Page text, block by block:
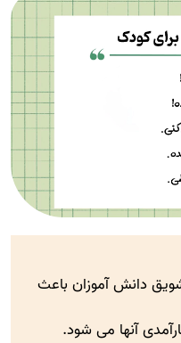
دانش آموزان باعث
آنها می شود.